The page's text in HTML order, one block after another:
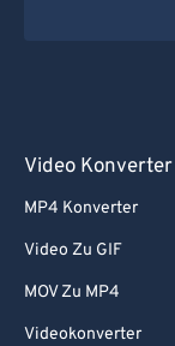
Video Konverter
MP4 Konverter
Video Zu GIF
MOV Zu MP4
Videokonverter